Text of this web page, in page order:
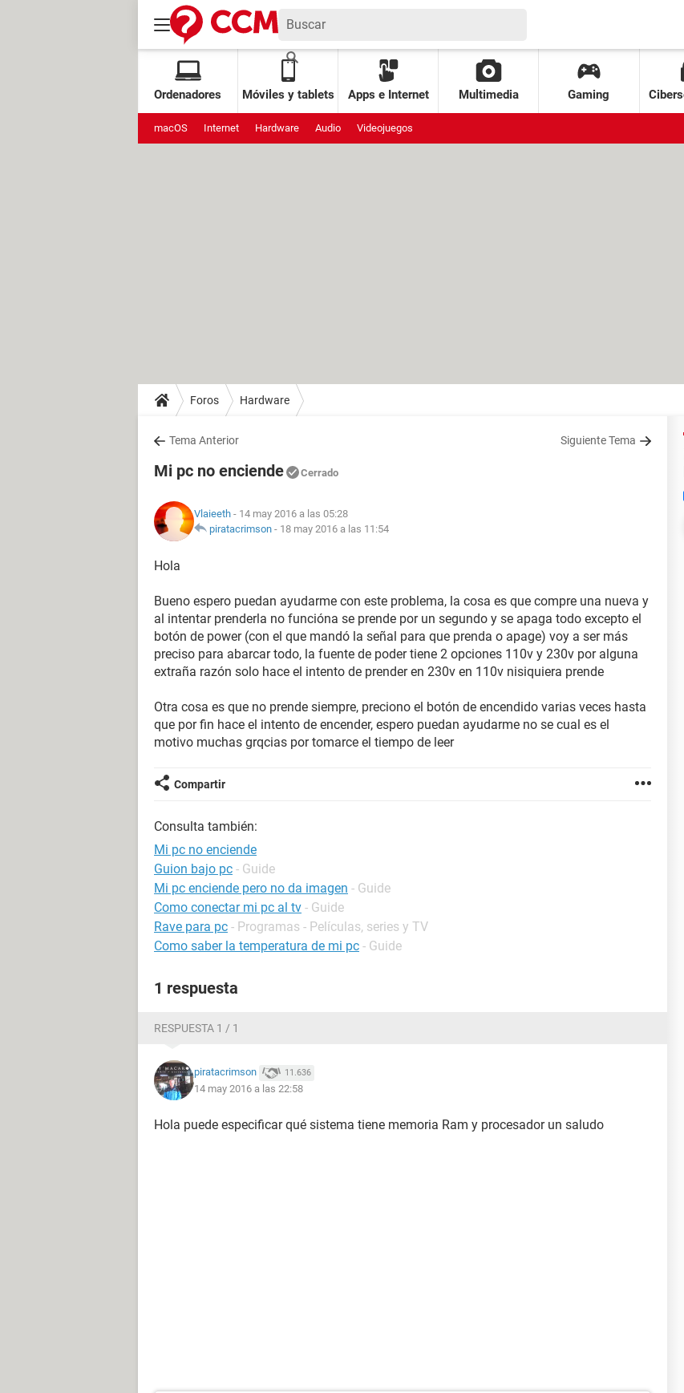
Ordenadores Móviles y tablets Apps e Internet Multimedia Gaming
macOS Internet Hardware Audio Videojuegos
Foros Hardware
Tema Anterior Siguiente Tema
Mi pc no enciende Cerrado
Vlaieeth - 14 may 2016 a las 05:28
piratacrimson - 18 may 2016 a las 11:54
Hola
Bueno espero puedan ayudarme con este problema, la cosa es que compre una nueva y
al intentar prenderla no funcióna se prende por un segundo y se apaga todo excepto el
botón de power (con el que mandó la señal para que prenda o apage) voy a ser más
preciso para abarcar todo, la fuente de poder tiene 2 opciones 110v y 230v por alguna
extraña razón solo hace el intento de prender en 230v en 110v nisiquiera prende
Otra cosa es que no prende siempre, preciono el botón de encendido varias veces hasta
que por fin hace el intento de encender, espero puedan ayudarme no se cual es el
motivo muchas grqcias por tomarce el tiempo de leer
Compartir
Consulta también:
Mi pc no enciende
Guion bajo pc - Guide
Mi pc enciende pero no da imagen - Guide
Como conectar mi pc al tv - Guide
Rave para pc - Programas - Películas, series y TV
Como saber la temperatura de mi pc - Guide
1 respuesta
RESPUESTA 1 / 1
piratacrimson 11.636
14 may 2016 a las 22:58
Hola puede especificar qué sistema tiene memoria Ram y procesador un saludo